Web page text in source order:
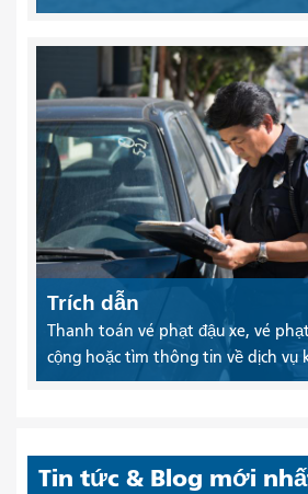
Trích dẫn
Thanh toán vé phạt đậu xe, vé
cộng hoặc tìm thông tin về dịch vụ
Tin tức & Blog mới